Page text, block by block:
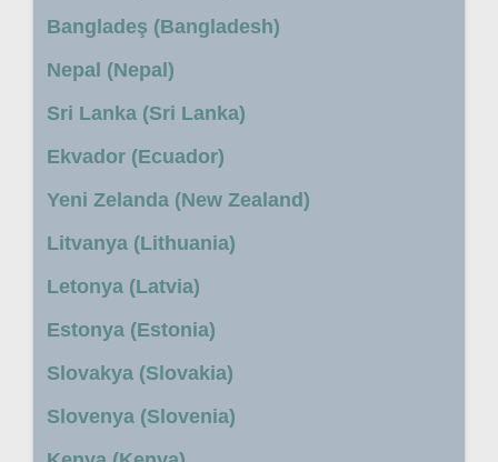
Bangladeş (Bangladesh)
Nepal (Nepal)
Sri Lanka (Sri Lanka)
Ekvador (Ecuador)
Yeni Zelanda (New Zealand)
Litvanya (Lithuania)
Letonya (Latvia)
Estonya (Estonia)
Slovakya (Slovakia)
Slovenya (Slovenia)